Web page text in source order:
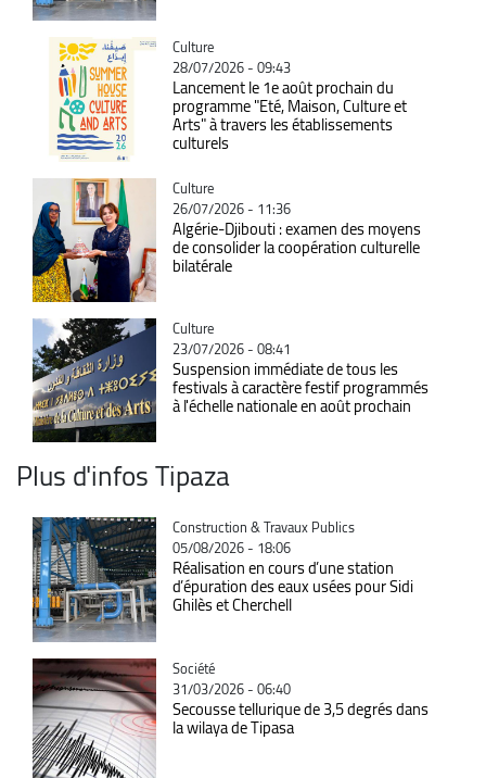
Catégorie
Culture
28/07/2026 - 09:43
Lancement le 1e août prochain du
programme "Eté, Maison, Culture et
Arts" à travers les établissements
culturels
Catégorie
Culture
26/07/2026 - 11:36
Algérie-Djibouti : examen des moyens
de consolider la coopération culturelle
bilatérale
Catégorie
Culture
23/07/2026 - 08:41
Suspension immédiate de tous les
festivals à caractère festif programmés
à l'échelle nationale en août prochain
Plus d'infos Tipaza
Catégorie
Construction & Travaux Publics
05/08/2026 - 18:06
Réalisation en cours d’une station
d’épuration des eaux usées pour Sidi
Ghilès et Cherchell
Catégorie
Société
31/03/2026 - 06:40
Secousse tellurique de 3,5 degrés dans
la wilaya de Tipasa